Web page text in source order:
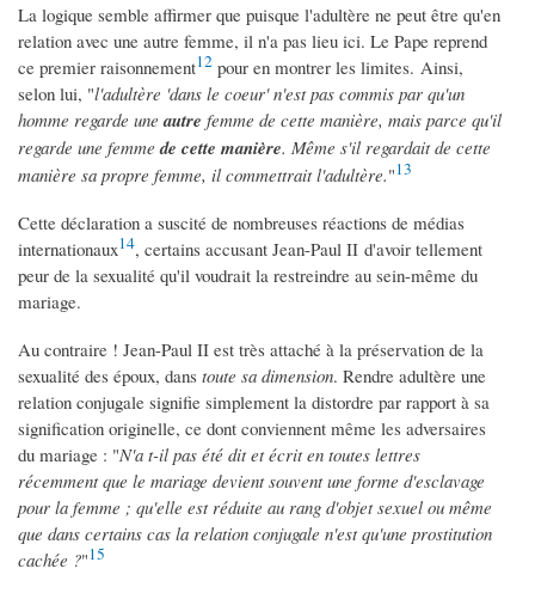
La logique semble affirmer que puisque l'adultère ne peut être qu'en
relation avec une autre femme, il n'a pas lieu ici. Le Pape reprend
ce premier raisonnement12 pour en montrer les limites. Ainsi,
selon lui, "l'adultère 'dans le coeur' n'est pas commis par qu'un
homme regarde uneautre femme de cette manière, mais parce qu'il
regarde une femmede cette manière. Même s'il regardait de cette
manière sa propre femme, il commettrait l'adultère."13
Cette déclaration a suscité de nombreuses réactions de médias
internationaux14, certains accusant Jean-Paul II d'avoir tellement
peur de la sexualité qu'il voudrait la restreindre au sein-même du
mariage.
Au contraire ! Jean-Paul II est très attaché à la préservation de la
sexualité des époux, dans toute sa dimension. Rendre adultère une
relation conjugale signifie simplement la distordre par rapport à sa
signification originelle, ce dont conviennent même les adversaires
du mariage : "N'a t-il pas été dit et écrit en toutes lettres
récemment que le mariage devient souvent une forme d'esclavage
pour la femme ; qu'elle est réduite au rang d'objet sexuel ou même
que dans certains cas la relation conjugale n'est qu'une prostitution
cachée ?"15